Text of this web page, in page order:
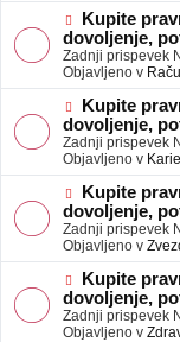
v
e
o
b
j
a
v
e
N
o
v
e
o
b
a
v
e
Kupite
dovoljenje,
Zadnji prispevek
Objavljeno v
N
o
v
e
o
b
a
v
e
Kupite
dovoljenje,
Zadnji prispevek
Objavljeno v
N
o
v
e
o
b
a
v
Kupite
dovoljenje,
Zadnji prispevek
Objavljeno v
N
o
v
e
Kupite
dovoljenje,
Zadnji prispevek
Objavljeno v